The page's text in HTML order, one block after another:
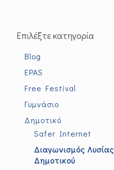
Επιλέξτε κατηγορία
Blog
EPAS
Free Festival
Γυμνάσιο
Δημοτικό
Safer Internet
Διαγωνισμός Λυσίας
Δημοτικού